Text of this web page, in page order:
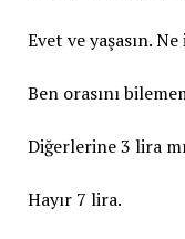
Evet ve yaşasın.
Ben orasını
Diğerlerine 3 lira
Hayır 7 lira.